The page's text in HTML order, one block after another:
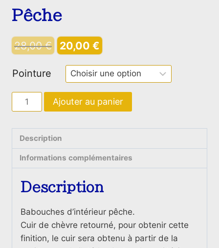
Pêche
28,00€
Le
initial
était :
28,00 €.
20,00 €
actuel
est :
20,00 €.
Pointure
quantité
de
d’intérieur
Pêche
Ajouter au panier
Description
Informations complémentaires
Description
Babouches d’intérieur pêche.
Cuir de chèvre retourné, pour obtenir cette
finition, le cuir sera obtenu à partir de la